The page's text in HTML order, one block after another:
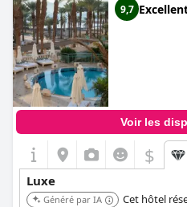
9,7
Voir les
$
Luxe
Généré par IA
Cet hôtel